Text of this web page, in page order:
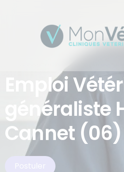
Emploi
généraliste
Cannet (06)
Postuler